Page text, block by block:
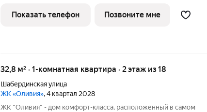
Матрица, остановки общественного транспорта, поликлиники для
взрослых и
Показать телефон Позвоните мне
32,8 м² · 1-комнатная квартира · 2 этаж из 18
Шабердинская улица
ЖК «Оливия», 4 квартал 2028
ЖК "Оливия" - дом комфорт-класса, расположенный в самом